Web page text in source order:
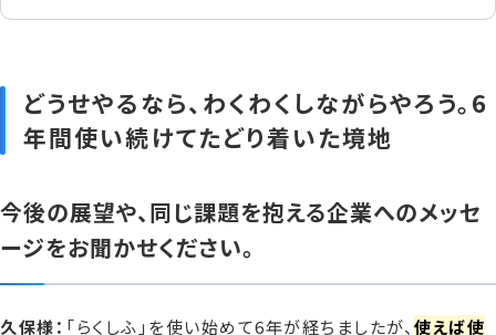
どうせやるなら、わくわくしながらやろう。6
年間使い続けてたどり着いた境地
今後の展望や、同じ課題を抱える企業へのメッセ
ージをお聞かせください。
久保様： 「らくしふ」を使い始めて6年が経ちましたが、使えば使